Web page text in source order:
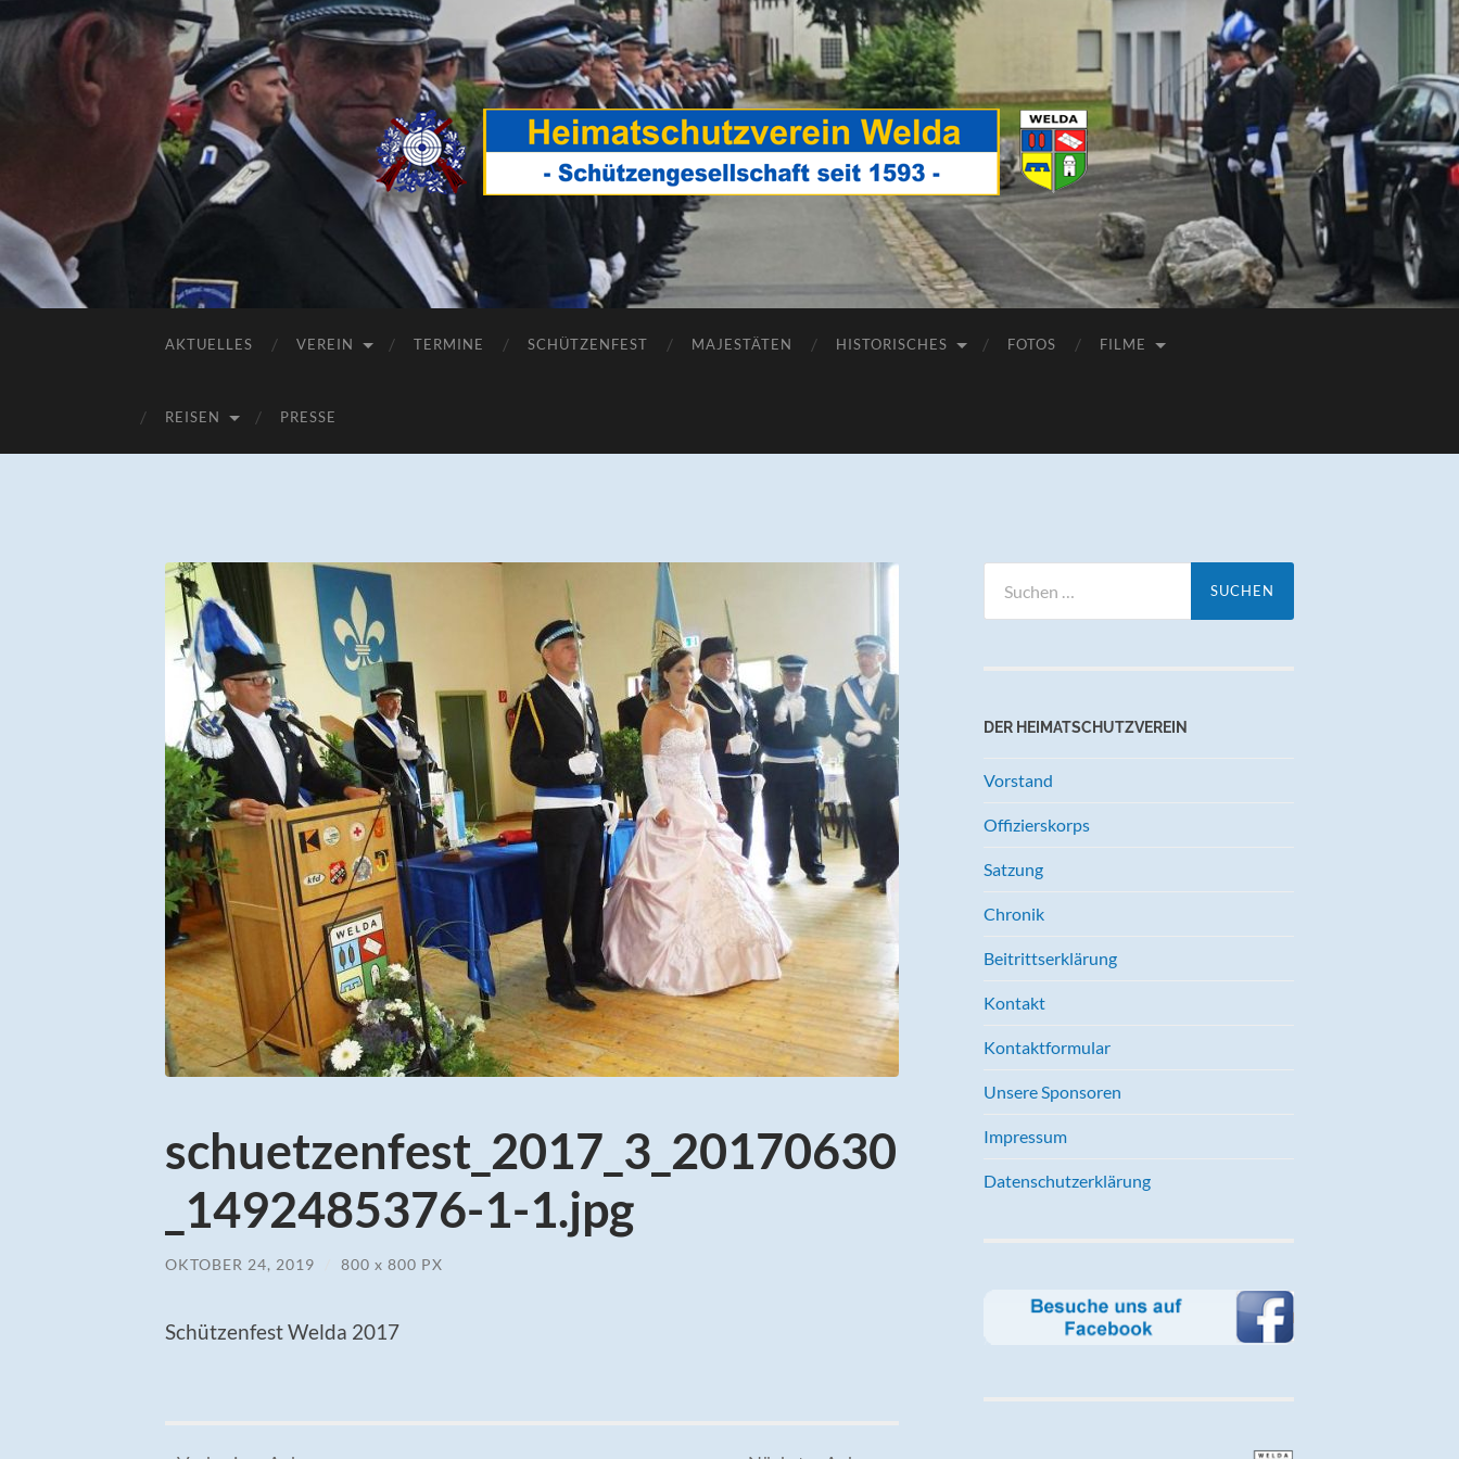
Heimatschutzverein
AKTUELLES VEREIN TERMINE SCHÜTZENFEST MAJESTÄTEN HISTORISCHES FOTOS FILME
REISEN PRESSE
schuetzenfest_2017_3_20170630
_1492485376-1-1.jpg
OKTOBER 24, 2019 800 x 800 PX
Schützenfest Welda 2017
nach:
DER HEIMATSCHUTZVEREIN
Vorstand
Offizierskorps
Satzung
Chronik
Beitrittserklärung
Kontakt
Kontaktformular
Unsere Sponsoren
Impressum
Datenschutzerklärung